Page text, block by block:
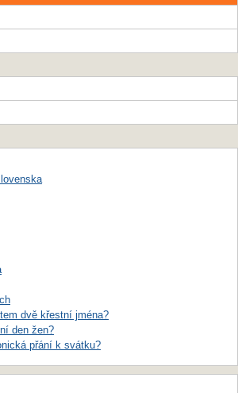
dvě křestní jména?
den žen?
přání k svátku?